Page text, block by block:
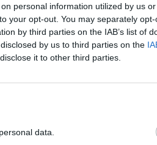
personal information utilized by us
your opt-out. You may separately
by third parties on the IAB’s list of
by us to third parties on the
it to other third parties.
data.
kifejlett
célja az
Atlanti-óceánon és
csökkentése
végzett
a felszíni
minőségének és